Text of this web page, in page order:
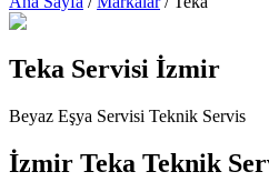
Teka Servisi İzmir
Beyaz Eşya Servisi Teknik Servis
İzmir Teka Teknik